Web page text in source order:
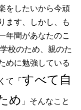
をしたいから今頑
ます、しかし、も
年間があなたのこ
校のため、親のた
めに勉強している
て「 すべて自
め 」そんなこと